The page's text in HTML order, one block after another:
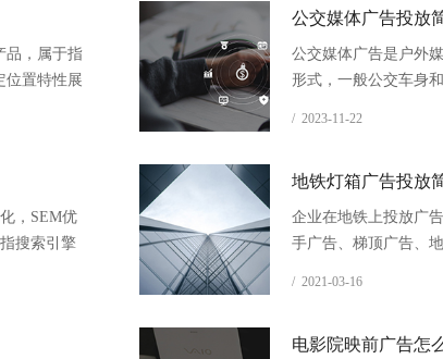
品，属于指
位置特性展
公交媒体广告投放
公交媒体广告是户外
形式，一般公交车身
/ 2023-11-22
，SEM优
搜索引擎
地铁灯箱广告投放
企业在地铁上投放广
手广告、梯顶广告、
/ 2021-03-16
电影院映前广告怎